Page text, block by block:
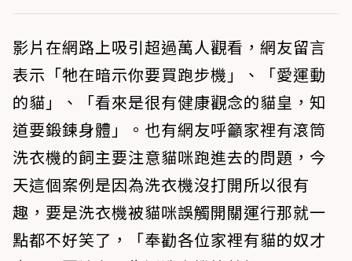
影片在網路上吸引超過萬人觀看，網友留言
表示「牠在暗示你要買跑步機」、「愛運動
的貓」、「看來是很有健康觀念的貓皇，知
道要鍛鍊身體」。也有網友呼籲家裡有滾筒
洗衣機的飼主要注意貓咪跑進去的問題，今
天這個案例是因為洗衣機沒打開所以很有
趣，要是洗衣機被貓咪誤觸開關運行那就一
點都不好笑了，「奉勸各位家裡有貓的奴才